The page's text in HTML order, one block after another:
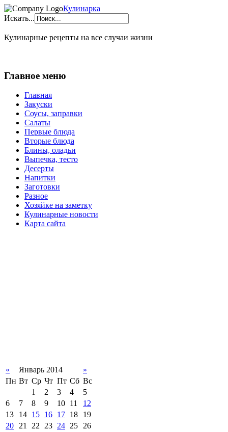
Кулинарка
Искать...
Кулинарные рецепты на все случаи жизни
Главное меню
Главная
Закуски
Соусы, заправки
Салаты
Первые блюда
Вторые блюда
Блины, оладьи
Выпечка, тесто
Десерты
Напитки
Заготовки
Разное
Хозяйке на заметку
Кулинарные новости
Карта сайта
« Январь 2014
»
Пн Вт Ср Чт Пт Сб Вс
1
2 3 4
5
6
7 8 9 10 11
12
13
14 15 16 17 18
19
20 21 22 23 24 25 26